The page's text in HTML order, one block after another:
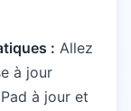
: Allez
à jour
à jour et